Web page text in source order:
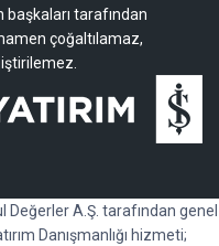
başkaları tarafından
çoğaltılamaz,
Değerler A.Ş. tarafından genel
Danışmanlığı hizmeti;